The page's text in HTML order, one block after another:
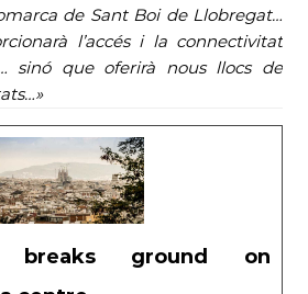
de Sant Boi de Llobregat…
l’accés i la connectivitat
sinó que oferirà nous llocs de
breaks ground on